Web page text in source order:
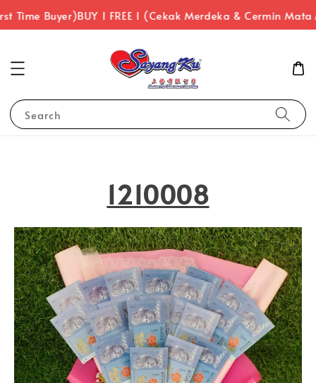
Time Buyer)BUY 1 FREE 1 (Cekak Merdeka & Cermin Mata
Search
1210008